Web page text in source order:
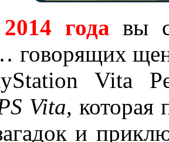
года вы
говорящих
Vita
Vita, которая
и